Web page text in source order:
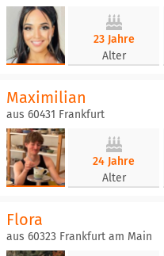
23 Jahre
Alter
Maximilian
aus 60431 Frankfurt
24 Jahre
Alter
Flora
aus 60323 Frankfurt am Main